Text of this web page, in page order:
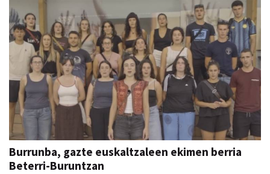
Burrunba, gazte euskaltzaleen ekimen berria
Beterri-Buruntzan